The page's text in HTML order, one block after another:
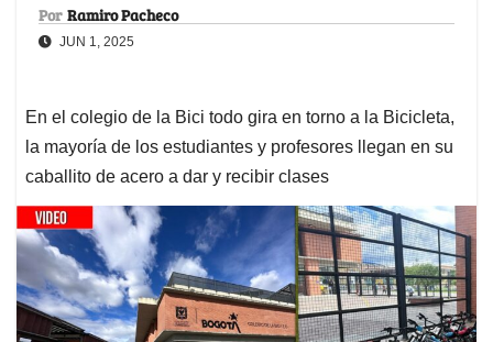
Por Ramiro Pacheco
JUN 1, 2025
En el colegio de la Bici todo gira en torno a la Bicicleta,
la mayoría de los estudiantes y profesores llegan en su
caballito de acero a dar y recibir clases